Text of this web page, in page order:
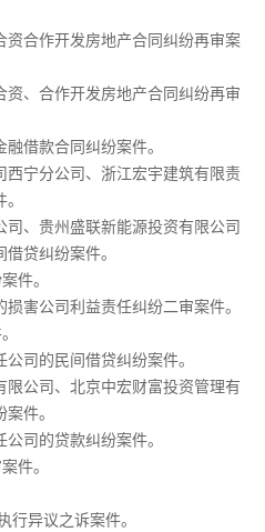
合作开发房地产合同纠纷再审案
、合作开发房地产合同纠纷再审
借款合同纠纷案件。
宁分公司、浙江宏宇建筑有限责
、贵州盛联新能源投资有限公司
贷纠纷案件。
件。
害公司利益责任纠纷二审案件。
司的民间借贷纠纷案件。
公司、北京中宏财富投资管理有
件。
司的贷款纠纷案件。
件。
异议之诉案件。